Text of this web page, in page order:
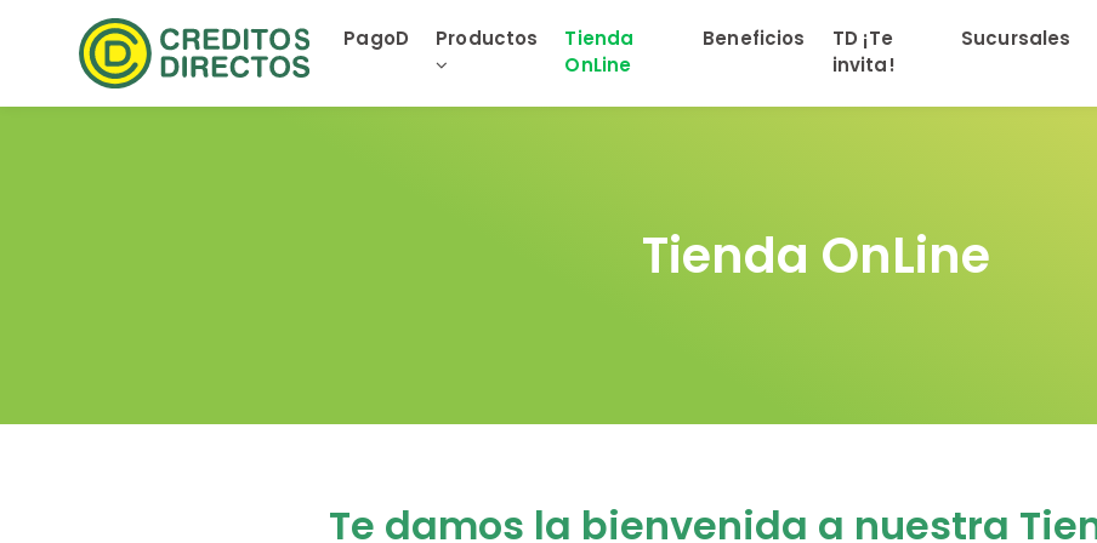
PagoD Productos
Tienda
OnLine
Beneficios
TD ¡Te
invita!
Sucursales
Tienda OnLine
Te damos la bienvenida a nuestra